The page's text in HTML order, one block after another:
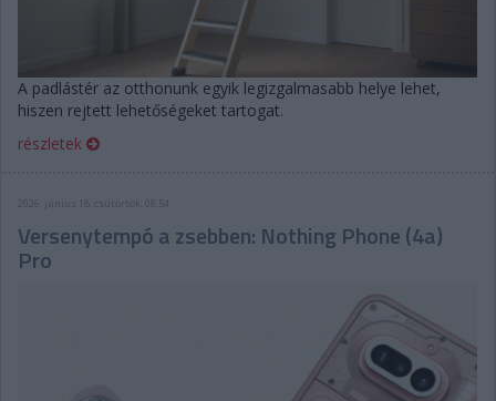
A padlástér az otthonunk egyik legizgalmasabb helye lehet,
hiszen rejtett lehetőségeket tartogat.
részletek
2026. június 18. csütörtök, 08:54
Versenytempó a zsebben: Nothing Phone (4a)
Pro